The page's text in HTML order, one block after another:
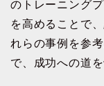
のトレーニング
を高めることで
れらの事例を参
で、成功への道